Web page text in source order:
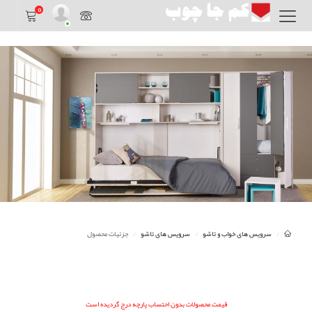
0
سرویس های خواب و تاشو سرویس های تاشو جزئیات محصول
قیمت محصولات بدون احتساب پارچه درج گردیده است